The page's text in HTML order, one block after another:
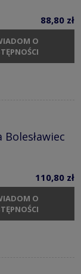
88,80 zł
O
110,80 zł
O